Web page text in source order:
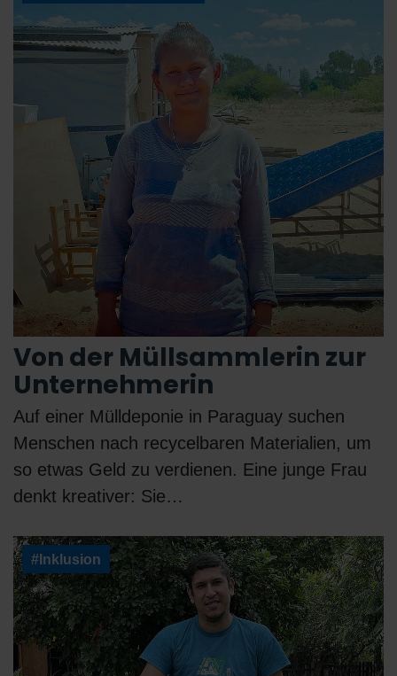
Von der Müllsammlerin zur
Unternehmerin
Auf einer Mülldeponie in Paraguay suchen
Menschen nach recycelbaren Materialien, um
so etwas Geld zu verdienen. Eine junge Frau
denkt kreativer: Sie…
#Inklusion